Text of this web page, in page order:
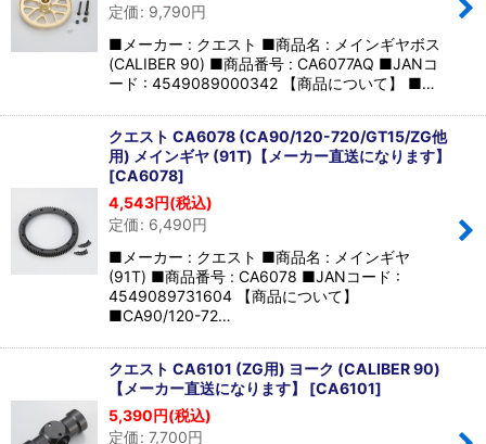
定価: 9,790円
■メーカー : クエスト ■商品名 : メインギヤボス
(CALIBER 90) ■商品番号 : CA6077AQ ■JANコ
ード : 4549089000342 【商品について】 ■…
クエスト CA6078 (CA90/120-720/GT15/ZG他
用) メインギヤ (91T)【メーカー直送になります】
[CA6078]
4,543円(税込)
定価: 6,490円
■メーカー : クエスト ■商品名 : メインギヤ
(91T) ■商品番号 : CA6078 ■JANコード :
4549089731604 【商品について】
■CA90/120-72…
クエスト CA6101 (ZG用) ヨーク (CALIBER 90)
【メーカー直送になります】 [CA6101]
5,390円(税込)
定価: 7,700円